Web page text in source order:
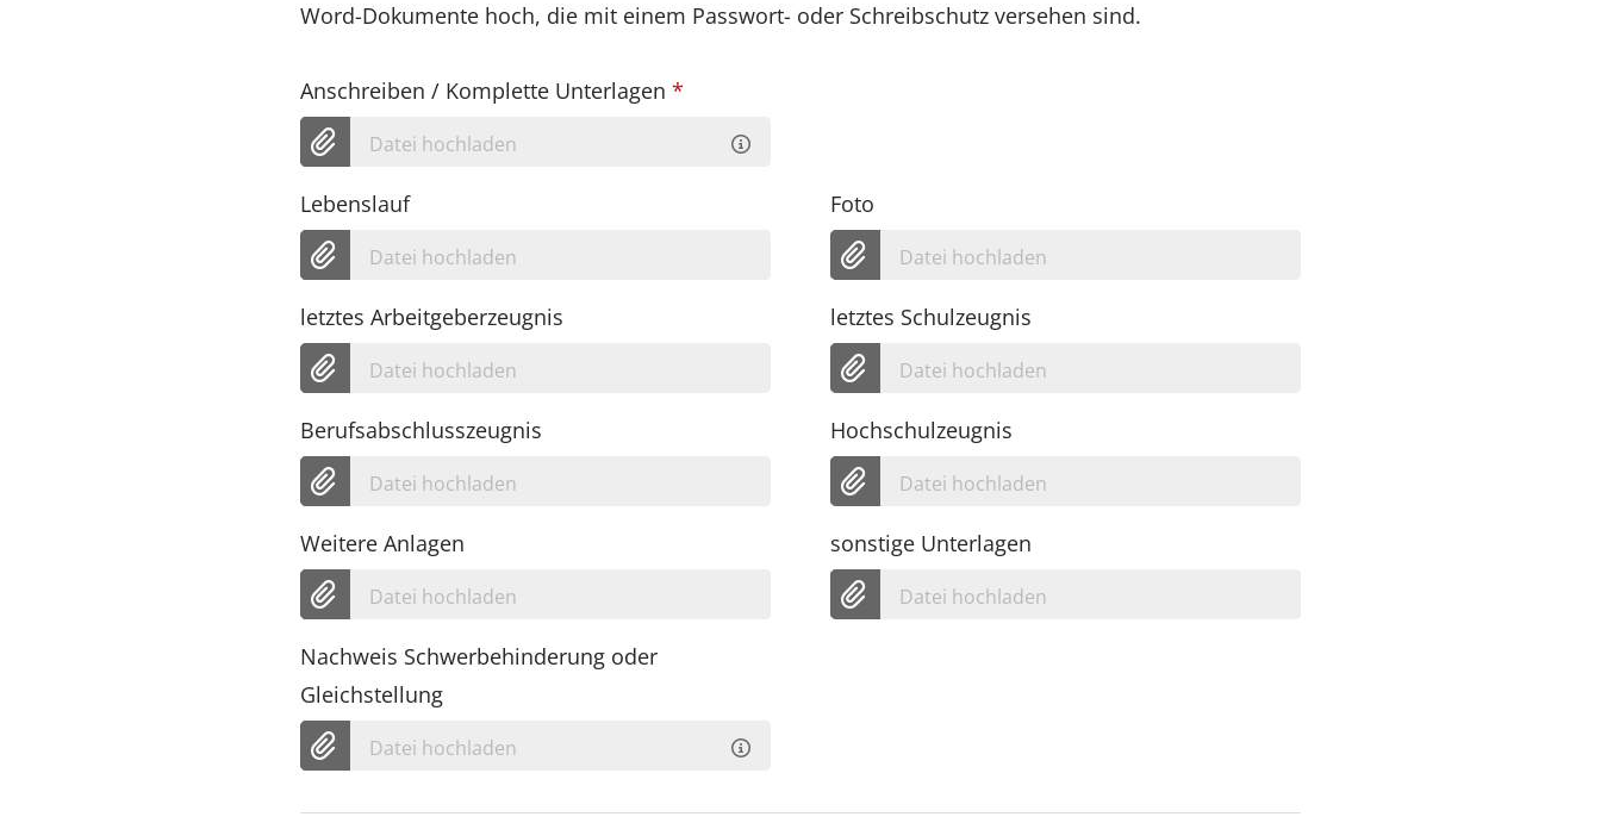
Word-Dokumente hoch, die mit einem Passwort- oder Schreibschutz versehen sind.
Anschreiben / Komplette Unterlagen *
Datei hochladen
Lebenslauf
Datei hochladen
Foto
Datei hochladen
letztes Arbeitgeberzeugnis
Datei hochladen
letztes Schulzeugnis
Datei hochladen
Berufsabschlusszeugnis
Datei hochladen
Hochschulzeugnis
Datei hochladen
Weitere Anlagen
Datei hochladen
sonstige Unterlagen
Datei hochladen
Nachweis Schwerbehinderung oder
Gleichstellung
Datei hochladen